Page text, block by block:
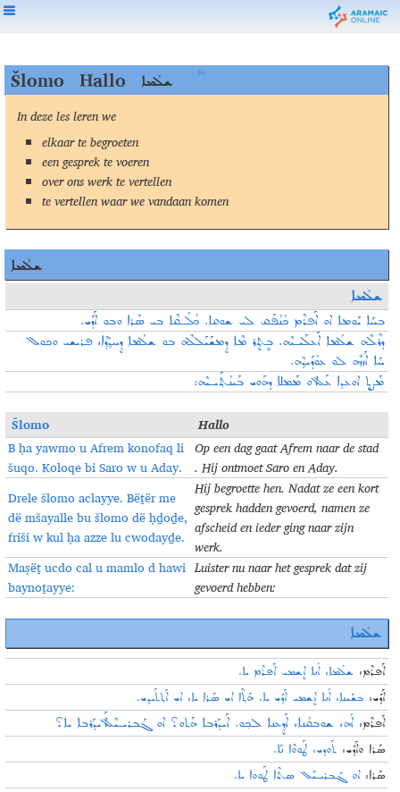
Šlomo Hallo ܫܠܳܡܐ
In deze les leren we
elkaar te begroeten
een gesprek te voeren
over ons werk te vertellen
te vertellen waar we vandaan komen
ܫܠܳܡܐ
ܫܠܳܡܐ
ܒܚܰܐ ܝܰܘܡܐ ܐܘ ܐܰܦܪܶܡ ܟܳܢܳܦܰܩ ܠܝ ܫܘܩܐ. ܟܳܠܳـܩܶܐ ܒܝ ܣܰܪܐ ܘܒܘ ܐܰܕܰܝ.
ܕܪܶܠܶܗ ܫܠܳܡܐ ܐܰܥܠܰܝـܝܶܗ. ܒܷܬ݂ܷܪ ܡܶܐ ܕܷܡܫܰܝܰܠܠܶܗ ܒܘ ܫܠܳܡܐ ܕܷܚܕ݂ܳܕ݂ܶܐ، ܦܪܝܫܝ ܘܟܘܠ
ܚܰܐ ܐܰܙܙܶܗ ܠܘ ܥܘܳܕܰܝܕ݂ܶܗ.
ܡܰܨܷܬ݂ ܐܘܥܕܐ ܥܰܠ ܐܘ ܡܰܡܠܐ ܕܗܰܘܝ ܒܰܝܢܳܬ݂ܰܝـܝܶܗ:
Šlomo Hallo
B ḥa yawmo u Afrem konofaq li
šuqo. Koloqe bi Saro w u Aday.
Op een dag gaat Afrem naar de stad
. Hij ontmoet Saro en Aday.
Drele šlomo aclayye. Bëṯër me
dë mšayalle bu šlomo dë ḥḏoḏe,
friši w kul ḥa azze lu cwodayḏe.
Hij begroette hen. Nadat ze een kort
gesprek hadden gevoerd, namen ze
afscheid en ieder ging naar zijn
werk.
Maṣëṯ ucdo cal u mamlo d hawi
baynoṯayye:
Luister nu naar het gesprek dat zij
gevoerd hebben:
ܫܠܳܡܐ
ܐܰܦܪܶܡ:ܫܠܳܡܐ، ܐܳܢܐ ܐܷܫܡܝ ܐܰܦܪܶܡ ܝܐ.
ܐܰܕܰܝ:ܒܫܰܝܢܐ، ܐܳܢܐ ܐܷܫܡܝ ܐܰܕܰܝ ܝܐ. ܗܰܬ݂ܶܐ ܐܝ ܣܰܪܐ ܝܐ، ܐܝ ܐܰܬ݂ܬܰܝܕ݂ܝ.
ܐܰܦܪܶܡ:ܐܳܗ، ܫܘܒܩܳܢܐ، ܐܰܕ݂ܷܥܢܐ ܠܟ݂ܘ. ܐܰܝܕܰܪܒܐ ܗܰܬܘ؟ ܐܘ ܓܰܒܪܝـܝܶܠ ܐܰܝܕܰܪܒܐ ܝܐ؟
ܣܰܪܐ ܘܐܰܕܰܝ:ܬܰܘܕܝ، ܛܰܘܘܶܐ ܢܰܐ.
ܣܰܪܐ:ܐܘ ܓܰܒܪܝـܝܶܠ ܣܬܶܐ ܛܰܘܘܐ ܝܐ.